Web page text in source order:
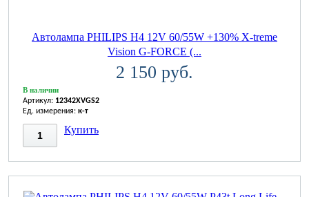
Автолампа PHILIPS H4 12V 60/55W +130% X-treme
Vision G-FORCE (...
2 150 руб.
В наличии
Артикул: 12342XVGS2
Ед. измерения: к-т
Купить